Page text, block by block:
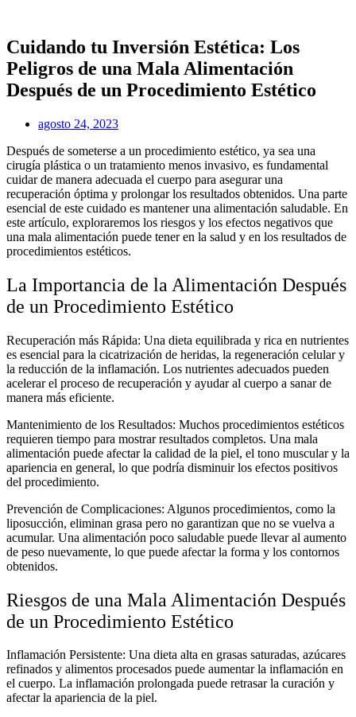
contenido
Cuidando tu Inversión Estética: Los
Peligros de una Mala Alimentación
Después de un Procedimiento Estético
agosto 24, 2023
Después de someterse a un procedimiento estético, ya sea una
cirugía plástica o un tratamiento menos invasivo, es fundamental
cuidar de manera adecuada el cuerpo para asegurar una
recuperación óptima y prolongar los resultados obtenidos. Una parte
esencial de este cuidado es mantener una alimentación saludable. En
este artículo, exploraremos los riesgos y los efectos negativos que
una mala alimentación puede tener en la salud y en los resultados de
procedimientos estéticos.
La Importancia de la Alimentación Después
de un Procedimiento Estético
Recuperación más Rápida: Una dieta equilibrada y rica en nutrientes
es esencial para la cicatrización de heridas, la regeneración celular y
la reducción de la inflamación. Los nutrientes adecuados pueden
acelerar el proceso de recuperación y ayudar al cuerpo a sanar de
manera más eficiente.
Mantenimiento de los Resultados: Muchos procedimientos estéticos
requieren tiempo para mostrar resultados completos. Una mala
alimentación puede afectar la calidad de la piel, el tono muscular y la
apariencia en general, lo que podría disminuir los efectos positivos
del procedimiento.
Prevención de Complicaciones: Algunos procedimientos, como la
liposucción, eliminan grasa pero no garantizan que no se vuelva a
acumular. Una alimentación poco saludable puede llevar al aumento
de peso nuevamente, lo que puede afectar la forma y los contornos
obtenidos.
Riesgos de una Mala Alimentación Después
de un Procedimiento Estético
Inflamación Persistente: Una dieta alta en grasas saturadas, azúcares
refinados y alimentos procesados puede aumentar la inflamación en
el cuerpo. La inflamación prolongada puede retrasar la curación y
afectar la apariencia de la piel.